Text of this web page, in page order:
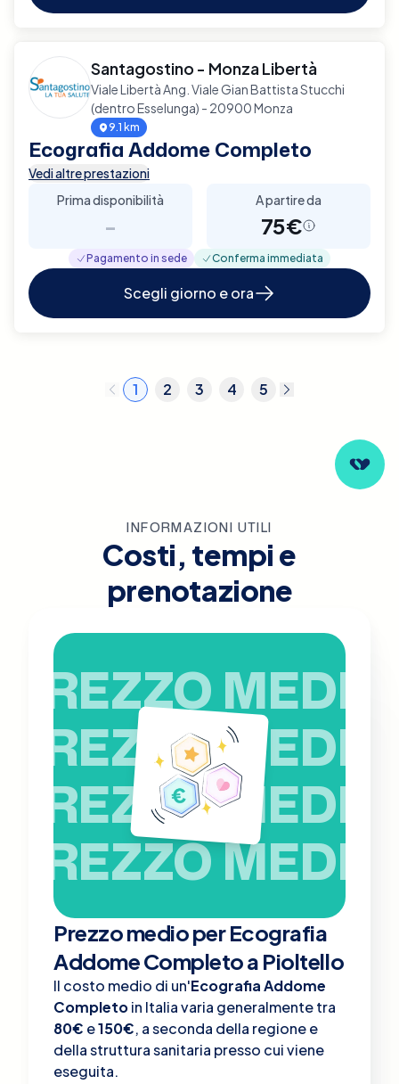
Santagostino - Monza Libertà
Viale Libertà Ang. Viale Gian Battista Stucchi
(dentro Esselunga) - 20900 Monza
9.1 km
Ecografia Addome Completo
Vedi altre prestazioni
Prima disponibilità
-
A partire da
75€
Pagamento in sede Conferma immediata
Scegli giorno e ora
1 2 3 4 5
INFORMAZIONI UTILI
Costi, tempi e
prenotazione
PREZZO MEDIO
PREZZO MEDIO
PREZZO MEDIO
PREZZO MEDIO
Prezzo medio per Ecografia
Addome Completo a Pioltello
Il costo medio di un'Ecografia Addome
Completoin Italia varia generalmente tra
80€ e150€, a seconda della regione e
della struttura sanitaria presso cui viene
eseguita.